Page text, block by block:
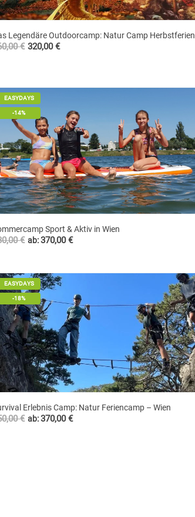
Legendäre Outdoorcamp: Natur Camp Herbstferien
€ 320,00€
EASYDAYS
-14%
Sport & Aktiv in Wien
€ ab:370,00€
EASYDAYS
-18%
Erlebnis Camp: Natur Feriencamp – Wien
€ ab:370,00€